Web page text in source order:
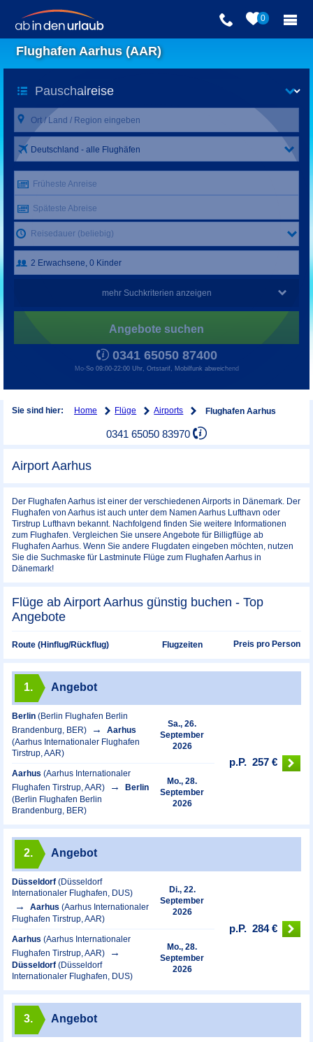
0
Flughafen Aarhus (AAR)
Deutschland - alle Flughäfen
Früheste Anreise
Späteste Abreise
Reisedauer (beliebig)
mehr Suchkriterien anzeigen
Angebote suchen
0341 65050 87400
Mo-So 09:00-22:00 Uhr, Ortstarif, Mobilfunk abweichend
Sie sind hier: Home Flüge Airports Flughafen Aarhus
0341 65050 83970
Airport Aarhus
Der Flughafen Aarhus ist einer der verschiedenen Airports in Dänemark. Der
Flughafen von Aarhus ist auch unter dem Namen Aarhus Lufthavn oder
Tirstrup Lufthavn bekannt. Nachfolgend finden Sie weitere Informationen
zum Flughafen. Vergleichen Sie unsere Angebote für Billigflüge ab
Flughafen Aarhus. Wenn Sie andere Flugdaten eingeben möchten, nutzen
Sie die Suchmaske für Lastminute Flüge zum Flughafen Aarhus in
Dänemark!
Flüge ab Airport Aarhus günstig buchen - Top
Angebote
Route (Hinflug/Rückflug) Flugzeiten Preis pro Person
1. Angebot
Berlin (Berlin Flughafen Berlin
Brandenburg, BER)
Aarhus
(Aarhus Internationaler Flughafen
Tirstrup, AAR)
Sa., 26.
September
2026
Aarhus (Aarhus Internationaler
Flughafen Tirstrup, AAR)
Berlin
(Berlin Flughafen Berlin
Brandenburg, BER)
Mo., 28.
September
2026
p.P. 257 €
2. Angebot
Düsseldorf (Düsseldorf
Internationaler Flughafen, DUS)
Aarhus (Aarhus Internationaler
Flughafen Tirstrup, AAR)
Di., 22.
September
2026
Aarhus (Aarhus Internationaler
Flughafen Tirstrup, AAR)
Düsseldorf (Düsseldorf
Internationaler Flughafen, DUS)
Mo., 28.
September
2026
p.P. 284 €
3. Angebot